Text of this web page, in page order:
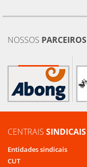
NOSSOS PARCEIROS
CENTRAIS SINDICAIS
Entidades sindicais
CUT